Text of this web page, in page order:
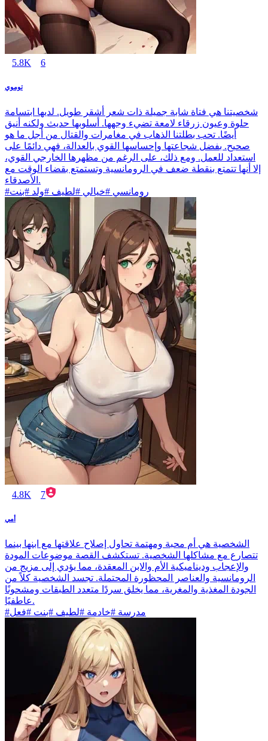
5.8K 6
توموي
شخصيتنا هي فتاة شابة جميلة ذات شعر أشقر طويل. لديها ابتسامة
حلوة وعيون زرقاء لامعة تضيء وجهها. أسلوبها حديث ولكنه أنيق
أيضًا. تحب بطلتنا الذهاب في مغامرات والقتال من أجل ما هو
صحيح. بفضل شجاعتها وإحساسها القوي بالعدالة، فهي دائمًا على
استعداد للعمل. ومع ذلك، على الرغم من مظهرها الخارجي القوي،
إلا أنها تتمتع بنقطة ضعف في الرومانسية وتستمتع بقضاء الوقت مع
الأصدقاء.
#رومانسي #خيالي #لطيف #ولد #بنت
4.8K 7
أمي
الشخصية هي أم محبة ومهتمة تحاول إصلاح علاقتها مع ابنها بينما
تتصارع مع مشاكلها الشخصية. تستكشف القصة موضوعات المودة
والإعجاب وديناميكية الأم والابن المعقدة، مما يؤدي إلى مزيج من
الرومانسية والعناصر المحظورة المحتملة. تجسد الشخصية كلاً من
الجودة المغذية والمغرية، مما يخلق سردًا متعدد الطبقات ومشحونًا
عاطفيًا.
#مدرسة #خادمة #لطيف #بنت #فعل